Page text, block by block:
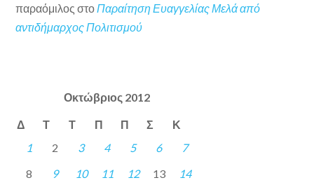
παραόμιλος στο Παραίτηση Ευαγγελίας Μελά από
αντιδήμαρχος Πολιτισμού
Οκτώβριος 2012
Δ Τ Τ Π Π Σ Κ
1 2 3 4 5 6
7
8
9 10 11 12 13
14